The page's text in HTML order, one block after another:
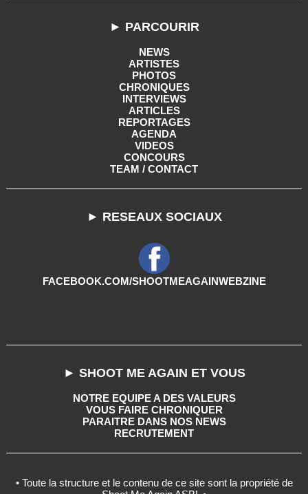
► PARCOURIR
NEWS
ARTISTES
PHOTOS
CHRONIQUES
INTERVIEWS
ARTICLES
REPORTAGES
AGENDA
VIDEOS
CONCOURS
TEAM / CONTACT
► RESEAUX SOCIAUX
FACEBOOK.COM/SHOOTMEAGAINWEBZINE
► SHOOT ME AGAIN ET VOUS
NOTRE EQUIPE A DES VALEURS
VOUS FAIRE CHRONIQUER
PARAITRE DANS NOS NEWS
RECRUTEMENT
• Toute la structure et le contenu de ce site sont la propriété de